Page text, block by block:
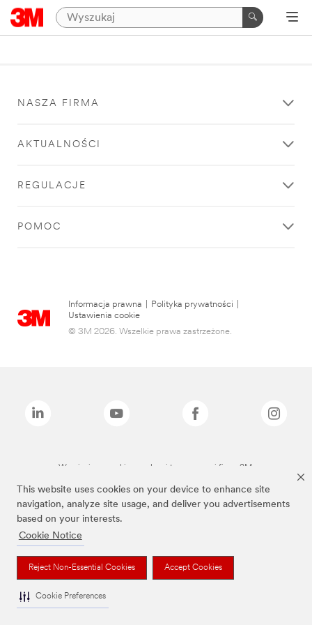
This website uses cookies on your device to enhance site
navigation, analyze site usage, and deliver you advertisements
based on your interests.
Cookie Notice
Reject Non-Essential Cookies Accept Cookies
Cookie Preferences
NASZA FIRMA
AKTUALNOŚCI
REGULACJE
POMOC
Informacja prawna Polityka prywatności
Ustawienia cookie
© 3M 2026. Wszelkie prawa zastrzeżone.
Wymienione marki są znakami towarowymi firmy 3M.